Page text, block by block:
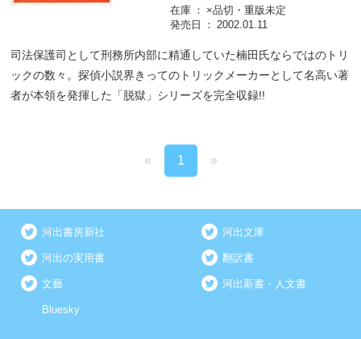
在庫
×品切・重版未定
発売日
2002.01.11
司法保護司として刑務所内部に精通していた楠田氏ならではのトリ
ックの数々。探偵小説界きってのトリックメーカーとして名高い著
者が本領を発揮した「脱獄」シリーズを完全収録!!
« 1 »
河出書房新社 河出文庫
河出の実用書 翻訳書
文藝 河出新書・人文書
Bluesky